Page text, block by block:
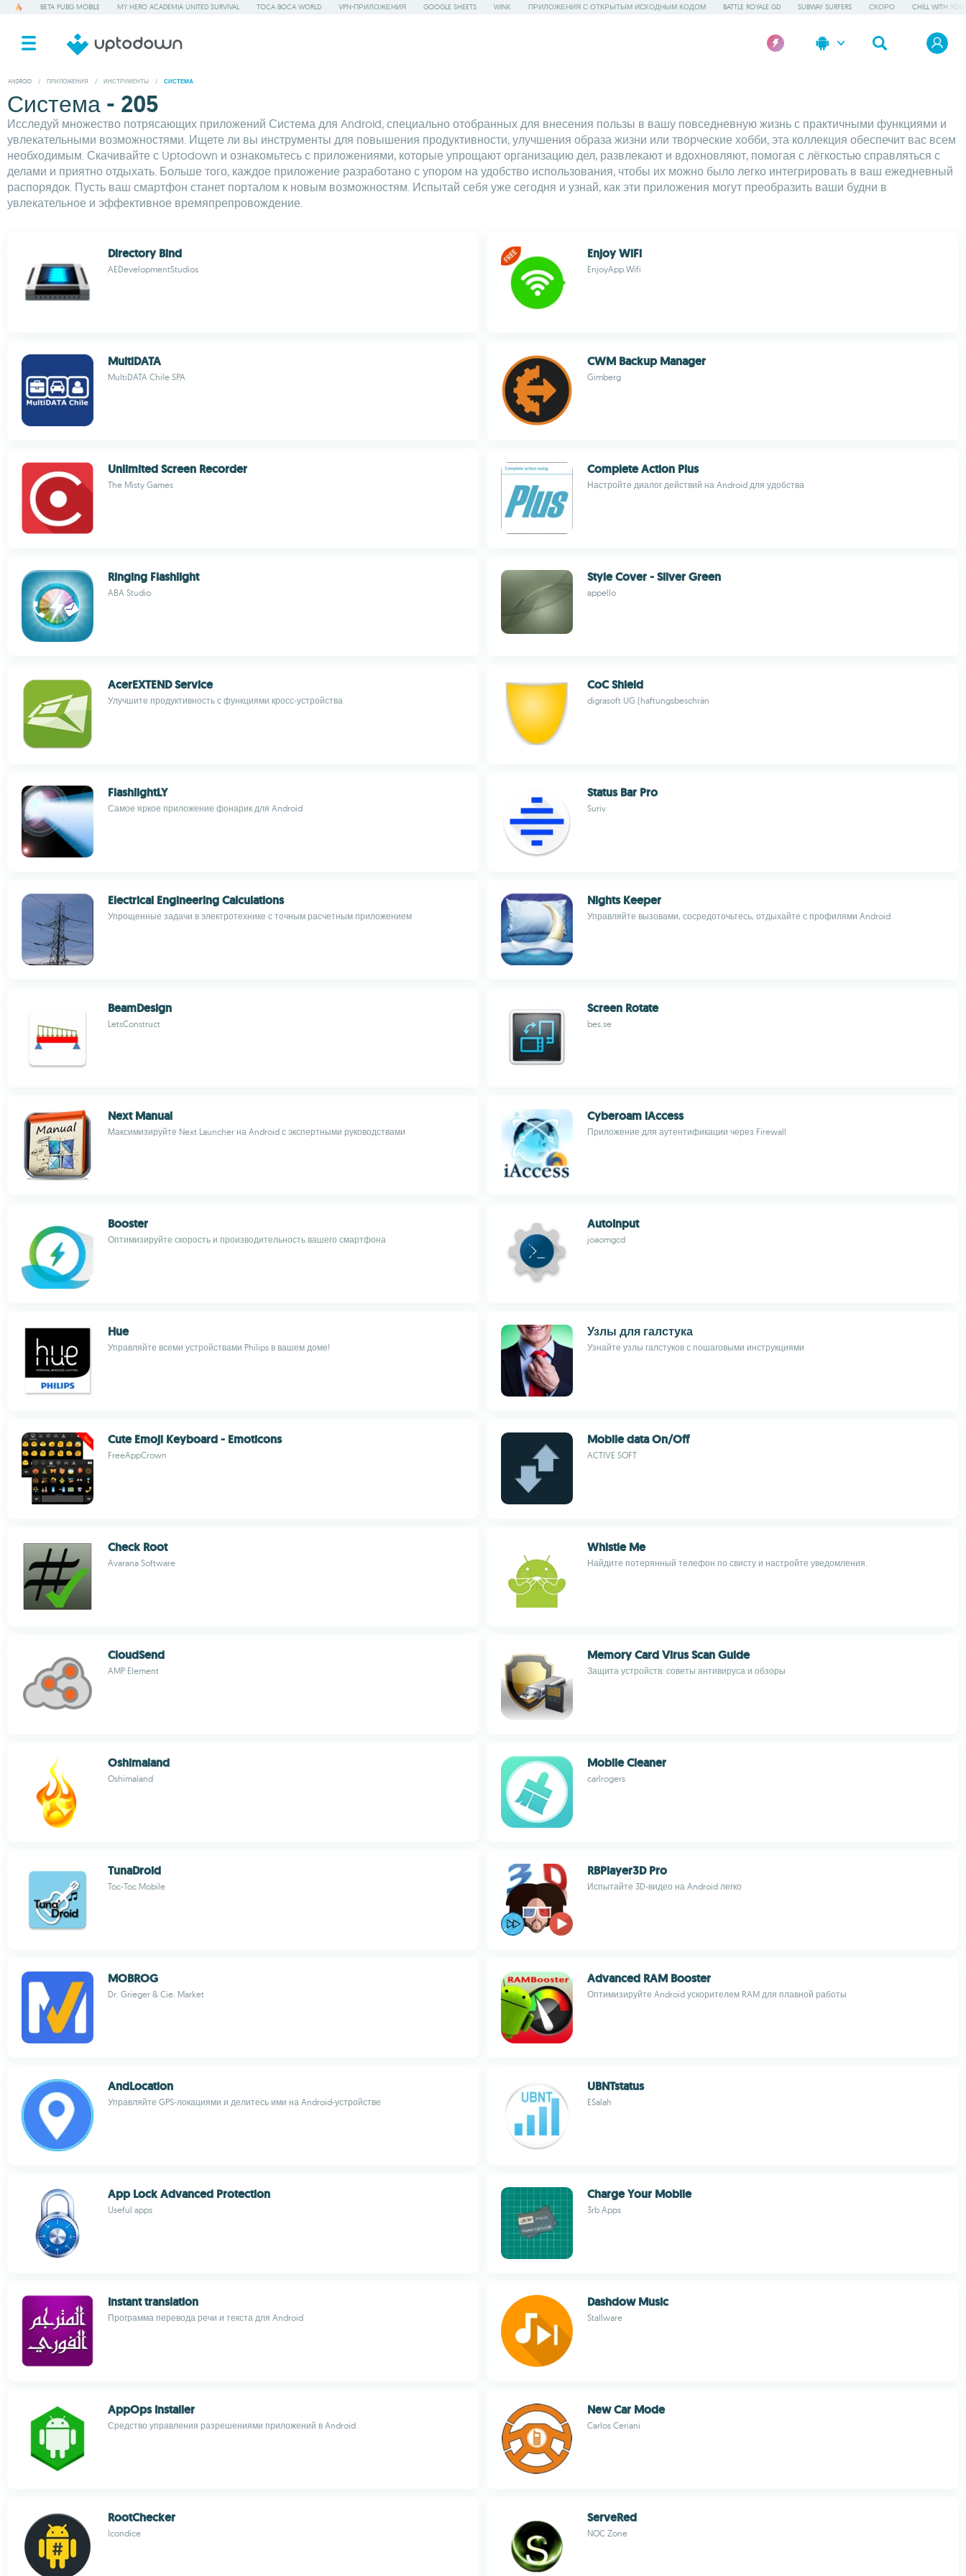
BETA PUBG MOBILE MY HERO ACADEMIA UNITED SURVIVAL TOCA BOCA WORLD VPN-ПРИЛОЖЕНИЯ GOOGLE SHEETS WINK ПРИЛОЖЕНИЯ С ОТКРЫТЫМ ИСХОДНЫМ КОДОМ BATTLE ROYALE GD SUBWAY SURFERS СКОРО CHILL WITH YOU
ANDROID / ПРИЛОЖЕНИЯ / ИНСТРУМЕНТЫ / СИСТЕМА
Система - 205
Исследуй множество потрясающих приложений Система для Android, специально отобранных для внесения пользы в вашу повседневную жизнь с практичными функциями и
увлекательными возможностями. Ищете ли вы инструменты для повышения продуктивности, улучшения образа жизни или творческие хобби, эта коллекция обеспечит вас всем
необходимым. Скачивайте с Uptodown и ознакомьтесь с приложениями, которые упрощают организацию дел, развлекают и вдохновляют, помогая с лёгкостью справляться с
делами и приятно отдыхать. Больше того, каждое приложение разработано с упором на удобство использования, чтобы их можно было легко интегрировать в ваш ежедневный
распорядок. Пусть ваш смартфон станет порталом к новым возможностям. Испытай себя уже сегодня и узнай, как эти приложения могут преобразить ваши будни в
увлекательное и эффективное времяпрепровождение.
Directory Bind
AEDevelopmentStudios
Enjoy WiFi
EnjoyApp.Wifi
MultiDATA
MultiDATA Chile SPA
CWM Backup Manager
Gimberg
Unlimited Screen Recorder
The Misty Games
Complete Action Plus
Настройте диалог действий на Android для удобства
Ringing Flashlight
ABA Studio
Style Cover - Silver Green
appello
AcerEXTEND Service
Улучшите продуктивность с функциями кросс-устройства
CoC Shield
digrasoft UG (haftungsbeschrän
FlashlightLY
Самое яркое приложение фонарик для Android
Status Bar Pro
Suriv
Electrical Engineering Calculations
Упрощенные задачи в электротехнике с точным расчетным приложением
Nights Keeper
Управляйте вызовами, сосредоточьтесь, отдыхайте с профилями Android
BeamDesign
LetsConstruct
Screen Rotate
bes.se
Next Manual
Максимизируйте Next Launcher на Android с экспертными руководствами
Cyberoam iAccess
Приложение для аутентификации через Firewall
Booster
Оптимизируйте скорость и производительность вашего смартфона
AutoInput
joaomgcd
Hue
Управляйте всеми устройствами Philips в вашем доме!
Узлы для галстука
Узнайте узлы галстуков с пошаговыми инструкциями
Cute Emoji Keyboard - Emoticons
FreeAppCrown
Mobile data On/Off
ACTIVE SOFT
Check Root
Avarana Software
Whistle Me
Найдите потерянный телефон по свисту и настройте уведомления.
CloudSend
AMP Element
Memory Card Virus Scan Guide
Защита устройств: советы антивируса и обзоры
Oshimaland
Oshimaland
Mobile Cleaner
carlrogers
TunaDroid
Toc-Toc Mobile
RBPlayer3D Pro
Испытайте 3D-видео на Android легко
MOBROG
Dr. Grieger & Cie. Market
Advanced RAM Booster
Оптимизируйте Android ускорителем RAM для плавной работы
AndLocation
Управляйте GPS-локациями и делитесь ими на Android-устройстве
UBNTstatus
ESalah
App Lock Advanced Protection
Useful apps
Charge Your Mobile
3rb Apps
Instant translation
Программа перевода речи и текста для Android
Dashdow Music
Stallware
AppOps Installer
Средство управления разрешениями приложений в Android
New Car Mode
Carlos Ceriani
RootChecker
Icondice
ServeRed
NOC Zone